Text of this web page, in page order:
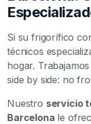
Si su frigorífico
técnicos
hogar.
side by side: no
Nuestro servicio
Barcelona le